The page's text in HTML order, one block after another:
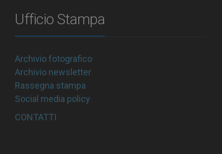
Ufficio Stampa
Archivio fotografico
Archivio newsletter
Rassegna stampa
Social media policy
CONTATTI